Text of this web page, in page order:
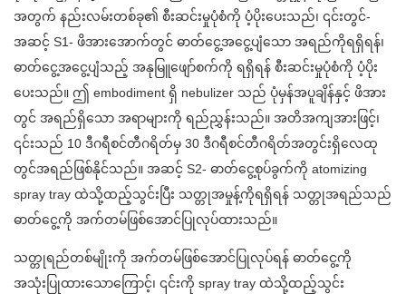
အတွက် နည်းလမ်းတစ်ခု၏ စီးဆင်းမှုပုံစံကို ပံ့ပိုးပေးသည်၊ ၎င်းတွင်-
အဆင့် S1- ဖိအားအောက်တွင် ဓာတ်ငွေ့အငွေ့ပျံသော အရည်ကိုရရှိရန်၊
ဓာတ်ငွေ့အငွေ့ပျံသည့် အနုမြူဖျော်စက်ကို ရရှိရန် စီးဆင်းမှုပုံစံကို ပံ့ပိုး
ပေးသည်။ ဤ embodiment ရှိ nebulizer သည် ပုံမှန်အပူချိန်နှင့် ဖိအား
တွင် အရည်ရှိသော အရာများကို ရည်ညွှန်းသည်။ အတိအကျအားဖြင့်၊
၎င်းသည် 10 ဒီဂရီစင်တီဂရိတ်မှ 30 ဒီဂရီစင်တီဂရိတ်အတွင်းရှိလေထု
တွင်အရည်ဖြစ်နိုင်သည်။ အဆင့် S2- ဓာတ်ငွေ့စုပ်ခွက်ကို atomizing
spray tray ထဲသို့ထည့်သွင်းပြီး သတ္တုအမှုန့်ကိုရရှိရန် သတ္တုအရည်သည်
ဓာတ်ငွေ့ကို အက်တမ်ဖြစ်အောင်ပြုလုပ်ထားသည်။
သတ္တုရည်တစ်မျိုးကို အက်တမ်ဖြစ်အောင်ပြုလုပ်ရန် ဓာတ်ငွေ့ကို
အသုံးပြုထားသောကြောင့်၊ ၎င်းကို spray tray ထဲသို့ထည့်သွင်း